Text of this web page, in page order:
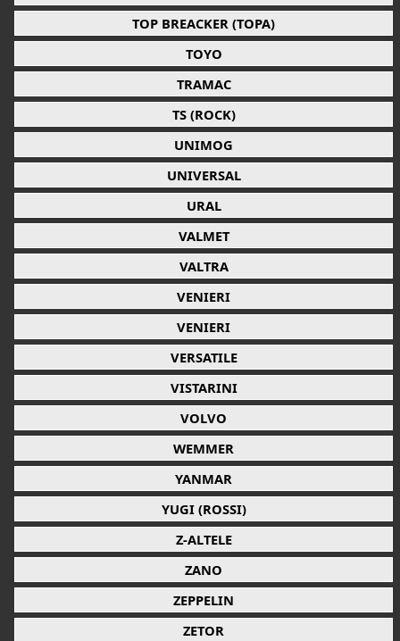
TOP BREACKER (TOPA)
TOYO
TRAMAC
TS (ROCK)
UNIMOG
UNIVERSAL
URAL
VALMET
VALTRA
VENIERI
VENIERI
VERSATILE
VISTARINI
VOLVO
WEMMER
YANMAR
YUGI (ROSSI)
Z-ALTELE
ZANO
ZEPPELIN
ZETOR